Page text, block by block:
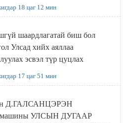
18 цаг 12 мин
шаардлагатай биш бол
Улсад хийх аяллаа
эсвэл түр цуцлах
17 цаг 51 мин
Д.ГАЛСАНЦЭРЭН
УЛСЫН ДУГААР